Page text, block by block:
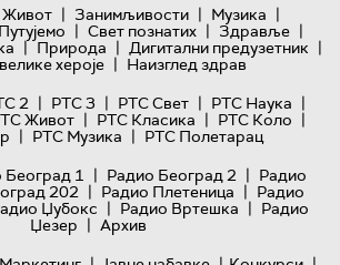
Живот | Занимљивости | Музика |
Путујемо | Свет познатих | Здравље |
| Природа | Дигитални предузетник |
хероје | Наизглед здрав
2 | РТС 3 | РТС Свет | РТС Наука |
Живот | РТС Класика | РТС Коло |
| РТС Музика | РТС Полетарац
Београд 1 | Радио Београд 2 | Радио
202 | Радио Плетеница | Радио
Џубокс | Радио Вртешка | Радио
Џезер | Архив